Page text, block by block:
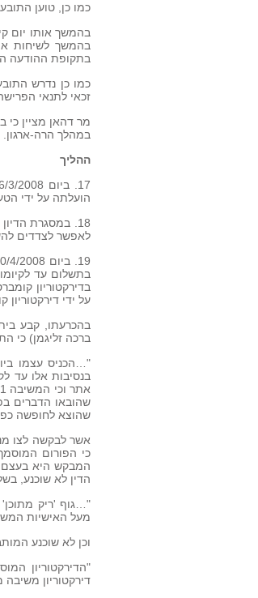
כמו כן, טוען
בתקופת ההודעה
זכאי לתנאי
מר דהאן מציין
במהלך הרה-ארגון.
ההליך
הועלתה על ידי
לאפשר לצדדים
על ידי דירקטוריון קומברס ישראל. ביום
בהכרעתו, קבע
ברכה זליגמן) כי
"…הכניס עצמו
בנסיבות אלו עד
שהובאו הדברים
שהוצא לחופשה
אשר לבקשה לצו
כי הפורום
המבקש היא בעצם
הדין לא שוכנע,
"…גוף 'ריק
מעל האישיות
וכן לא שוכנע
דירקטוריון משיבה מספר 3 או גוף מעורב המורכב מנציגים